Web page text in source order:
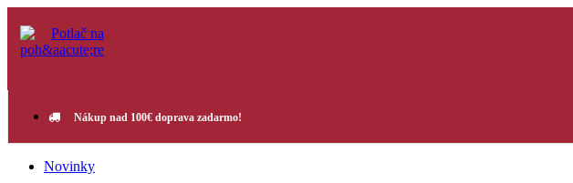
Nákup nad 100€ doprava zadarmo!
Novinky